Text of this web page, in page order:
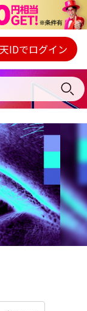
レイヤー
容の確認・変更
IDでログイン